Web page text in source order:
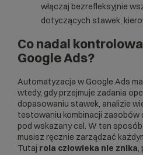
włączaj bezrefleksyjnie
dotyczących stawek,
Co nadal
Google Ads?
Automatyzacja w Google Ads
wtedy, gdy przejmuje zadania
dopasowaniu stawek, analizie
testowaniu kombinacji zasobów
pod wskazany cel. W ten
musisz ręcznie zarządzać
Tutaj rola człowieka nie znika,